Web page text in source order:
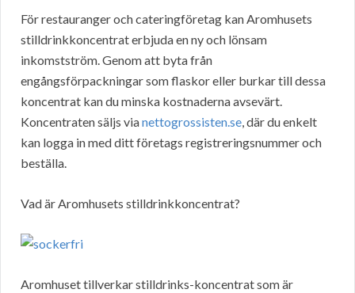
För restauranger och cateringföretag kan Aromhusets
stilldrinkkoncentrat erbjuda en ny och lönsam
inkomstström. Genom att byta från
engångsförpackningar som flaskor eller burkar till dessa
koncentrat kan du minska kostnaderna avsevärt.
Koncentraten säljs vianettogrossisten.se, där du enkelt
kan logga in med ditt företags registreringsnummer och
beställa.
Vad är Aromhusets stilldrinkkoncentrat?
Aromhuset tillverkar stilldrinks-koncentrat som är